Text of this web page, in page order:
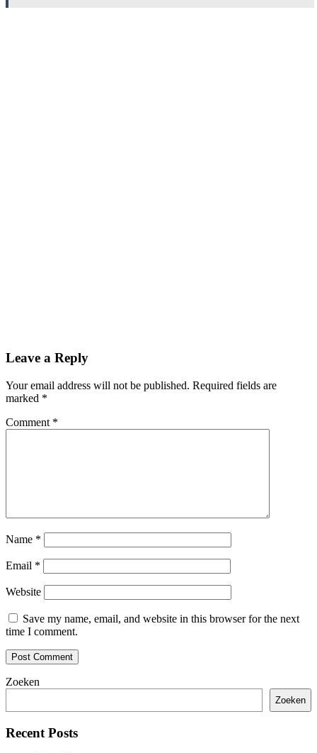
Leave a Reply
Your email address will not be published. Required fields are
marked *
Comment *
Name *
Email *
Website
Save my name, email, and website in this browser for the next
time I comment.
Zoeken
Zoeken
Recent Posts